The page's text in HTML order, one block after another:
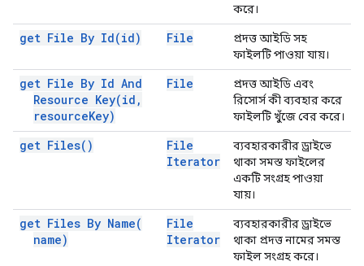
করে।
get File By Id(id) File
প্রদত্ত আইডি সহ
ফাইলটি পাওয়া যায়।
get File By Id And
Resource Key(id ,
resourceKey)
File
প্রদত্ত আইডি এবং
রিসোর্স কী ব্যবহার করে
ফাইলটি খুঁজে বের করে।
get Files( )
File
Iterator
ব্যবহারকারীর ড্রাইভে
থাকা সমস্ত ফাইলের
একটি সংগ্রহ পাওয়া
যায়।
get Files By Name(
name)
File
Iterator
ব্যবহারকারীর ড্রাইভে
থাকা প্রদত্ত নামের সমস্ত
ফাইল সংগ্রহ করে।